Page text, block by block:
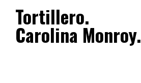
Tortillero.
Carolina Monroy.